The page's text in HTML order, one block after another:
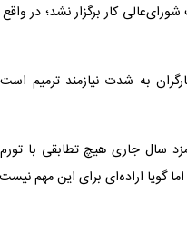
کار برگزار نشد؛ در واقع
به شدت نیازمند ترمیم
کرد: نمایندگان کارگری با جدیت خواستار ترمیم دستمزد ۱۴۰۳ هستند؛ مزد سال جاری هیچ تطابقی
گویا اراده‌ای برای این مهم